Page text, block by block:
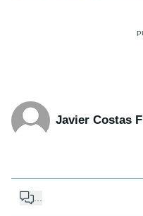
Javier Costas